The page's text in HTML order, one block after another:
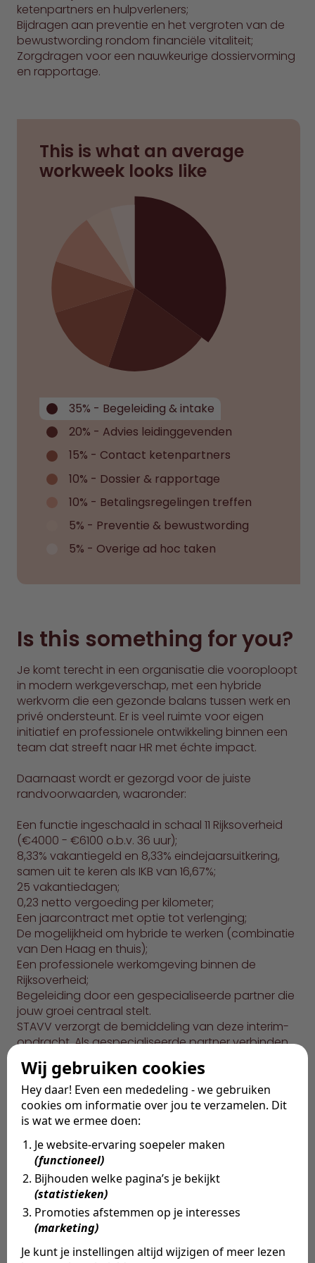
Wij gebruiken cookies
Hey daar! Even een mededeling - we gebruiken
cookies om informatie over jou te verzamelen. Dit
is wat we ermee doen:
Je website-ervaring soepeler maken
(functioneel)
Bijhouden welke pagina’s je bekijkt
(statistieken)
Promoties afstemmen op je interesses
(marketing)
Je kunt je instellingen altijd wijzigen of meer lezen
ketenpartners en hulpverleners;
Bijdragen aan preventie en het vergroten van de
bewustwording rondom financiële vitaliteit;
Zorgdragen voor een nauwkeurige dossiervorming
en rapportage.
This is what an average
workweek looks like
35% - Begeleiding & intake
20% - Advies leidinggevenden
15% - Contact ketenpartners
10% - Dossier & rapportage
10% - Betalingsregelingen treffen
5% - Preventie & bewustwording
5% - Overige ad hoc taken
Is this something for you?
Je komt terecht in een organisatie die vooroploopt
in modern werkgeverschap, met een hybride
werkvorm die een gezonde balans tussen werk en
privé ondersteunt. Er is veel ruimte voor eigen
initiatief en professionele ontwikkeling binnen een
team dat streeft naar HR met échte impact.
Daarnaast wordt er gezorgd voor de juiste
randvoorwaarden, waaronder:
Een functie ingeschaald in schaal 11 Rijksoverheid
(€4000 - €6100 o.b.v. 36 uur);
8,33% vakantiegeld en 8,33% eindejaarsuitkering,
samen uit te keren als IKB van 16,67%;
25 vakantiedagen;
0,23 netto vergoeding per kilometer;
Een jaarcontract met optie tot verlenging;
De mogelijkheid om hybride te werken (combinatie
van Den Haag en thuis);
Een professionele werkomgeving binnen de
Rijksoverheid;
Begeleiding door een gespecialiseerde partner die
jouw groei centraal stelt.
STAVV verzorgt de bemiddeling van deze interim-
opdracht. Als gespecialiseerde partner verbinden
wij de beste freelancers aan onze opdrachtgevers.
Wij ontzorgen je in het proces van kennismaking tot
aan de contractering, zodat jij je volledig kunt
focussen op de opdracht. Ook voor toekomstige
projecten bouwen we graag aan een duurzame
Contact the responsible person
Questions about this job?
I'm happy to help!